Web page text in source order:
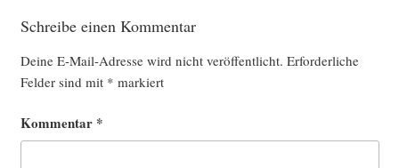
Schreibe einen Kommentar
Deine E-Mail-Adresse wird nicht veröffentlicht. Erforderliche
Felder sind mit * markiert
Kommentar *